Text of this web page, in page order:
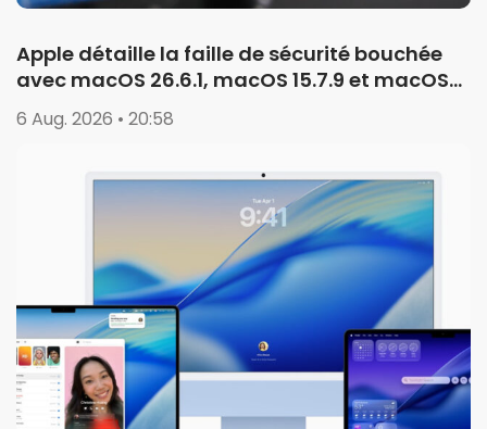
Apple détaille la faille de sécurité bouchée
avec macOS 26.6.1, macOS 15.7.9 et macOS
14.8.9
6 Aug. 2026 • 20:58